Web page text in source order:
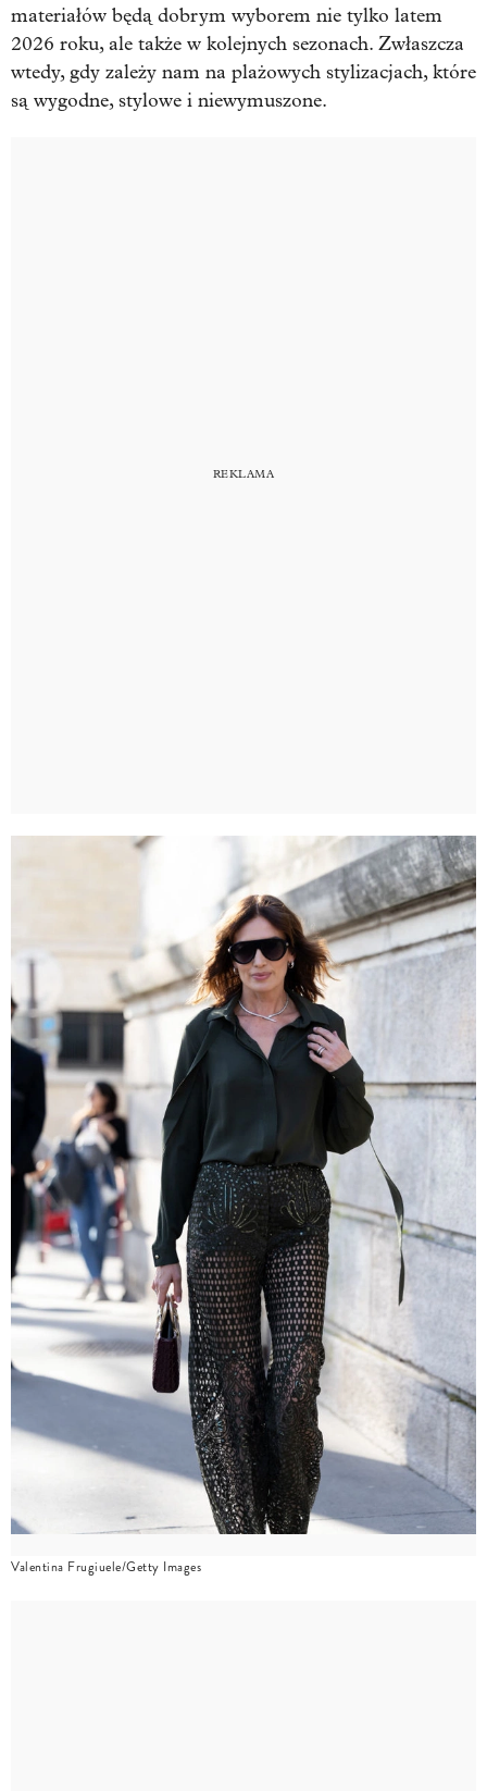
materiałów będą dobrym wyborem nie tylko latem
2026 roku, ale także w kolejnych sezonach. Zwłaszcza
wtedy, gdy zależy nam na plażowych stylizacjach, które
są wygodne, stylowe i niewymuszone.
Valentina Frugiuele/Getty Images